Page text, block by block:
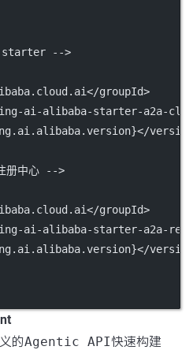
starter -->
groupId>
ai-alibaba-starter-a2a-
version
册中心 -->
groupId>
ai-alibaba-starter-a2a-
version
的Agentic API快速构建